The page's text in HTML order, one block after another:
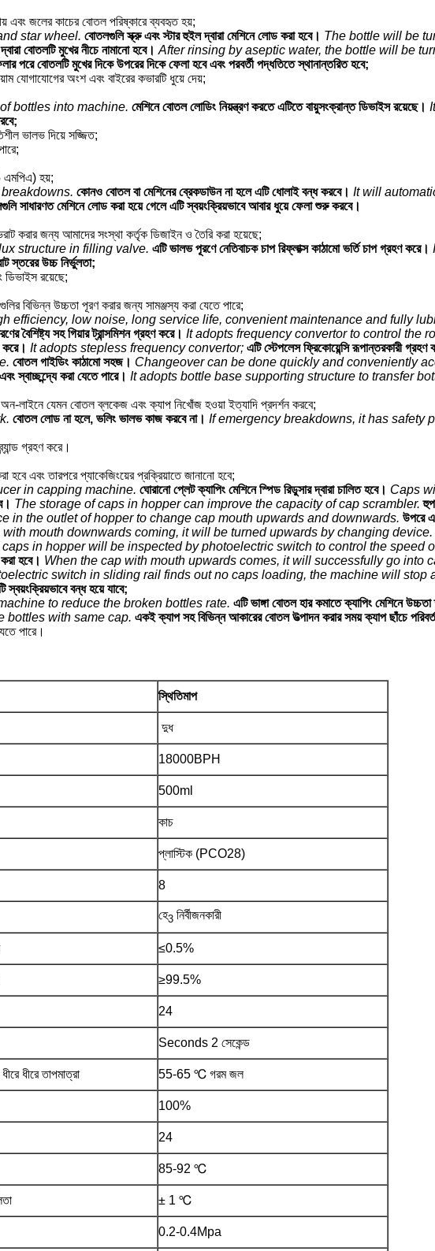
এবং জলের কাচের বোতল পরিষ্কারে ব্যবহৃত হয়;
star wheel. বোতলগুলি স্ক্রু এবং স্টার হুইল দ্বারা মেশিনে লোড করা হবে। The bottle will be
বোতলটি মুখের নীচে নামানো হবে। After rinsing by aseptic water, the bottle will be
পরে বোতলটি মুখের দিকে উপরের দিকে ফেলা হবে এবং পরবর্তী পদ্ধতিতে স্থানান্তরিত হবে;
যোগাযোগের অংশ এবং বাইরের কভারটি ধুয়ে দেয়;
bottles into machine. মেশিনে বোতল লোডিং নিয়ন্ত্রণ করতে এটিতে বায়ুসংক্রান্ত ডিভাইস রয়েছে।
ভালভ দিয়ে সজ্জিত;
এমপিএ) হয়;
কোনও বোতল বা মেশিনের ব্রেকডাউন না হলে এটি ধোলাই বন্ধ করবে। It will
সাধারণত মেশিনে লোড করা হয়ে গেলে এটি স্বয়ংক্রিয়ভাবে আবার ধুয়ে ফেলা শুরু করবে।
করার জন্য আমাদের সংস্থা কর্তৃক ডিজাইন ও তৈরি করা হয়েছে;
structure in filling valve. এটি ভালভ পূরণে নেতিবাচক চাপ রিফ্লাক্স কাঠামো ভর্তি চাপ গ্রহণ করে।
স্তরের উচ্চ নির্ভুলতা;
ডিভাইস রয়েছে;
বিভিন্ন উচ্চতা পূরণ করার জন্য সামঞ্জস্য করা যেতে পারে;
efficiency, low noise, long service life, convenient maintenance and fully
বৈশিষ্ট্য সহ গিয়ার ট্রান্সমিশন গ্রহণ করে। It adopts frequency convertor to control the
করে। It adopts stepless frequency convertor; এটি স্টেপলেস ফ্রিকোয়েন্সি রূপান্তরকারী গ্রহণ
বোতল গাইডিং কাঠামো সহজ। Changeover can be done quickly and conveniently
স্বাচ্ছন্দ্যে করা যেতে পারে। It adopts bottle base supporting structure to transfer
লাইনে যেমন বোতল ব্লকেজ এবং ক্যাপ নিখোঁজ হওয়া ইত্যাদি প্রদর্শন করবে;
বোতল লোড না হলে, ভলিং ভালভ কাজ করবে না। If emergency breakdowns, it has safety
গ্রহণ করে।
এবং তারপরে প্যাকেজিংয়ের প্রক্রিয়াতে জানানো হবে;
in capping machine. ঘোরানো প্লেট ক্যাপিং মেশিনে স্পিড রিডুসার দ্বারা চালিত হবে। Caps
The storage of caps in hopper can improve the capacity of cap scrambler.
in the outlet of hopper to change cap mouth upwards and downwards. উপরে
with mouth downwards coming, it will be turned upwards by changing device.
caps in hopper will be inspected by photoelectric switch to control the speed
হবে। When the cap with mouth upwards comes, it will successfully go into
switch in sliding rail finds out no caps loading, the machine will stop
বন্ধ হয়ে যাবে;
to reduce the broken bottles rate. এটি ভাঙ্গা বোতল হার কমাতে ক্যাপিং মেশিনে
bottles with same cap. একই ক্যাপ সহ বিভিন্ন আকারের বোতল উত্পাদন করার সময় ক্যাপ ছাঁচে
পারে।
স্থিতিমাপ
দুধ
18000BPH
500ml
কাচ
প্লাস্টিক (PCO28)
8
হে3নির্বীজনকারী
≤0.5%
≥99.5%
24
Seconds 2 সেকেন্ড
ধীরে তাপমাত্রা 55-65 ℃ গরম জল
100%
24
85-92 ℃
± 1 ℃
0.2-0.4Mpa